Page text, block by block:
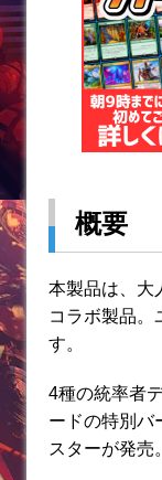
概要
本製品は、大
コラボ製品。
す。
4種の統率者
ードの特別バ
スターが発売。